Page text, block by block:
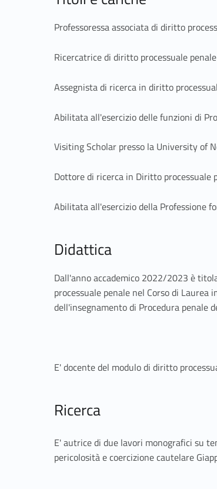
Professoressa associata di diritto
Ricercatrice di diritto processuale
Assegnista di ricerca in diritto
Abilitata all'esercizio delle funzioni di
Visiting Scholar presso la University of
Dottore di ricerca in Diritto processuale
Abilitata all'esercizio della Professione
Didattica
Dall'anno accademico 2022/2023 è
processuale penale nel Corso di
dell'insegnamento di Procedura penale
E' docente del modulo di diritto
Ricerca
E' autrice di due lavori monografici su
pericolosità e coercizione cautelare